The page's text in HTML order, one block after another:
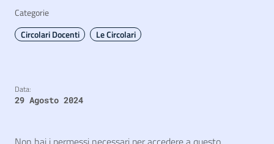
Categorie
Circolari Docenti
Le Circolari
Data:
29 Agosto 2024